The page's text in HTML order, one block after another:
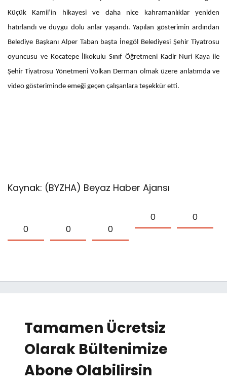
Küçük Kamil’in hikayesi ve daha nice kahramanlıklar yeniden
hatırlandı ve duygu dolu anlar yaşandı. Yapılan gösterimin ardından
Belediye Başkanı Alper Taban başta İnegöl Belediyesi Şehir Tiyatrosu
oyuncusu ve Kocatepe İlkokulu Sınıf Öğretmeni Kadir Nuri Kaya ile
Şehir Tiyatrosu Yönetmeni Volkan Derman olmak üzere anlatımda ve
video gösteriminde emeği geçen çalışanlara teşekkür etti.
Kaynak: (BYZHA) Beyaz Haber Ajansı
0 0 0
0 0
Tamamen Ücretsiz
Olarak Bültenimize
Abone Olabilirsin